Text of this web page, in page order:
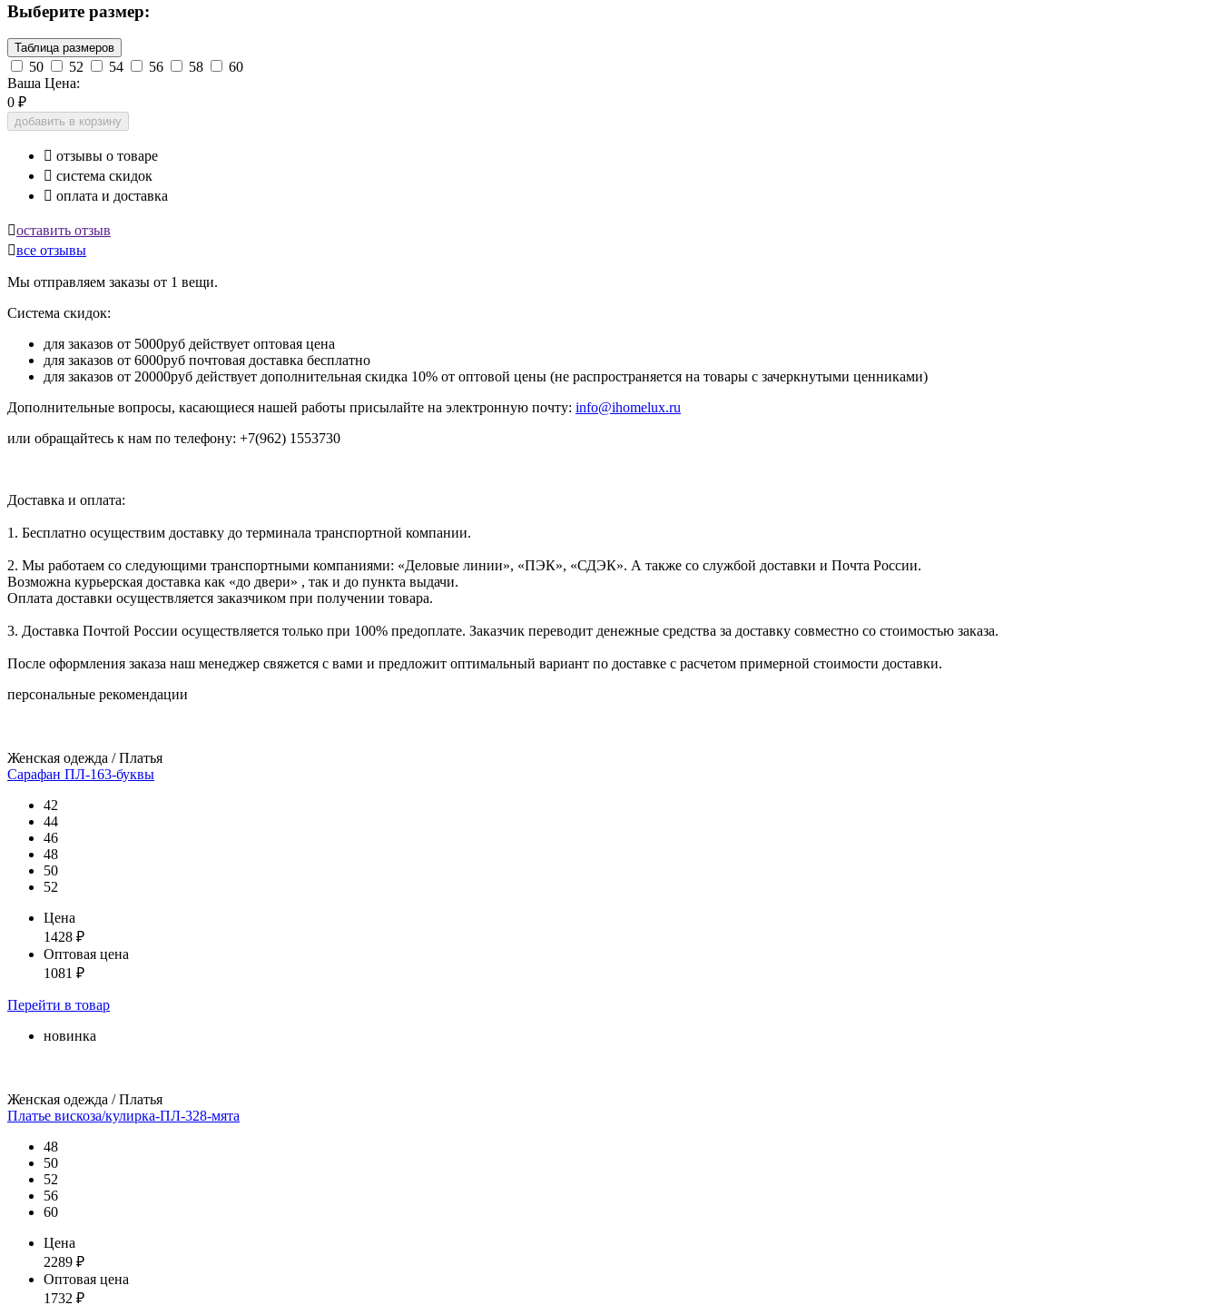
Выберите размер:
Таблица размеров
50 52 54 56 58
60
Ваша Цена:
0 ₽
добавить в корзину
 отзывы о товаре
 система скидок
 оплата и доставка
оставить отзыв
все отзывы
Мы отправляем заказы от 1 вещи.
Система скидок:
для заказов от 5000руб действует оптовая цена
для заказов от 6000руб почтовая доставка бесплатно
для заказов от 20000руб действует дополнительная скидка 10% от оптовой цены (не распространяется на товары с зачеркнутыми ценниками)
Дополнительные вопросы, касающиеся нашей работы присылайте на электронную почту: info@ihomelux.ru
или обращайтесь к нам по телефону: +7(962) 1553730
Доставка и оплата:
1. Бесплатно осуществим доставку до терминала транспортной компании.
2. Мы работаем со следующими транспортными компаниями: «Деловые линии», «ПЭК», «СДЭК». А также со службой доставки и Почта России.
Возможна курьерская доставка как «до двери» , так и до пункта выдачи.
Оплата доставки осуществляется заказчиком при получении товара.
3. Доставка Почтой России осуществляется только при 100% предоплате. Заказчик переводит денежные средства за доставку совместно со стоимостью заказа.
После оформления заказа наш менеджер свяжется с вами и предложит оптимальный вариант по доставке с расчетом примерной стоимости доставки.
персональные рекомендации
Женская одежда / Платья
Сарафан ПЛ-163-буквы
42
44
46
48
50
52
Цена
1428 ₽
Оптовая цена
1081 ₽
Перейти в товар
новинка
Женская одежда / Платья
Платье вискоза/кулирка-ПЛ-328-мята
48
50
52
56
60
Цена
2289 ₽
Оптовая цена
1732 ₽